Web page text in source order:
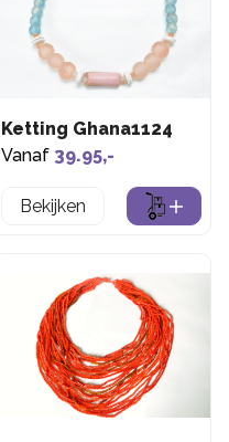
Ketting Ghana1124
Vanaf 39.95,-
Bekijken